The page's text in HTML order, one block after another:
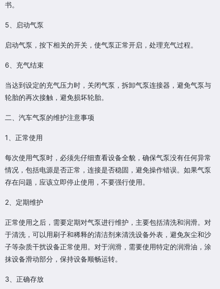
书。
5、启动气泵
启动气泵，按下相关的开关，使气泵正常开启，处理充气过程。
6、充气结束
当达到设定的充气压力时，关闭气泵，拆卸气泵连接器，避免气泵与
轮胎的再次接触，避免损坏轮胎。
二、汽车气泵的维护注意事项
1、正常使用
每次使用气泵时，必须先仔细查看设备全貌，确保气泵没有任何异常
情况，包括电源是否正常，连接是否稳固，避免操作错误。如果气泵
存在问题，应该立即停止使用，不要强行使用。
2、定期维护
正常使用之后，需要定期对气泵进行维护，主要包括清洗和润滑。对
于清洗，可以用刷子和稀释的清洁剂来清洗设备外表，避免灰尘和沙
子等杂质干扰设备正常使用。对于润滑，需要使用特定的润滑油，涂
抹设备滑动部分，保持设备顺畅运转。
3、正确存放